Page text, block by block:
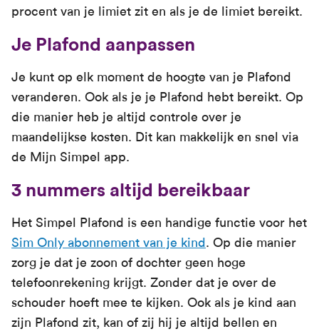
procent van je limiet zit en als je de limiet bereikt.
Je Plafond aanpassen
Je kunt op elk moment de hoogte van je Plafond
veranderen. Ook als je je Plafond hebt bereikt. Op
die manier heb je altijd controle over je
maandelijkse kosten. Dit kan makkelijk en snel via
de Mijn Simpel app.
3 nummers altijd bereikbaar
Het Simpel Plafond is een handige functie voor het
Sim Only abonnement van je kind. Op die manier
zorg je dat je zoon of dochter geen hoge
telefoonrekening krijgt. Zonder dat je over de
schouder hoeft mee te kijken. Ook als je kind aan
zijn Plafond zit, kan of zij hij je altijd bellen en